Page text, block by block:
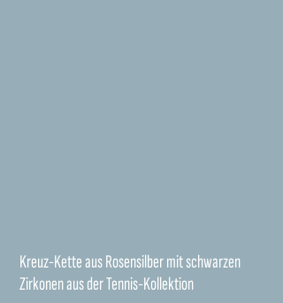
Kreuz-Kette aus Rosensilber mit schwarzen
Zirkonen aus der Tennis-Kollektion